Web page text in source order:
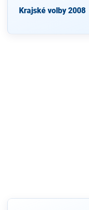
Krajské volby 2008